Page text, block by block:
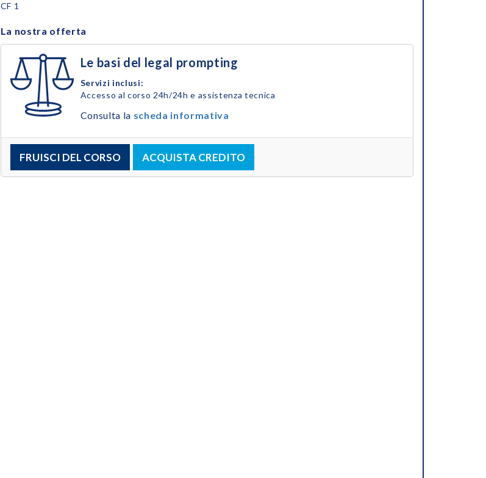
CF 1
La nostra offerta
Le basi del legal prompting
Servizi inclusi:
Accesso al corso 24h/24h e assistenza tecnica
Consulta la scheda informativa
FRUISCI DEL CORSO ACQUISTA CREDITO